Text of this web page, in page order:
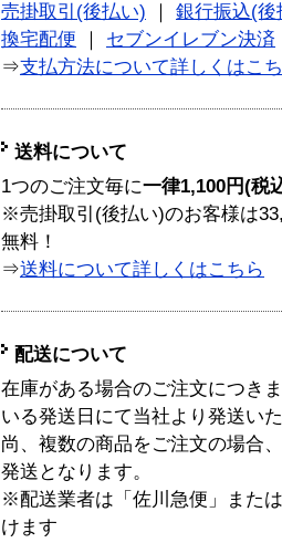
売掛取引(後払い)
銀行振込(後
換宅配便
セブンイレブン決済
⇒支払方法について詳しくはこ
送料について
1つのご注文毎に一律1,100円(税
※売掛取引(後払い)のお客様は
無料！
⇒送料について詳しくはこちら
配送について
在庫がある場合のご注文につき
いる発送日にて当社より発送い
尚、複数の商品をご注文の場合
発送となります。
※配送業者は「佐川急便」また
けます